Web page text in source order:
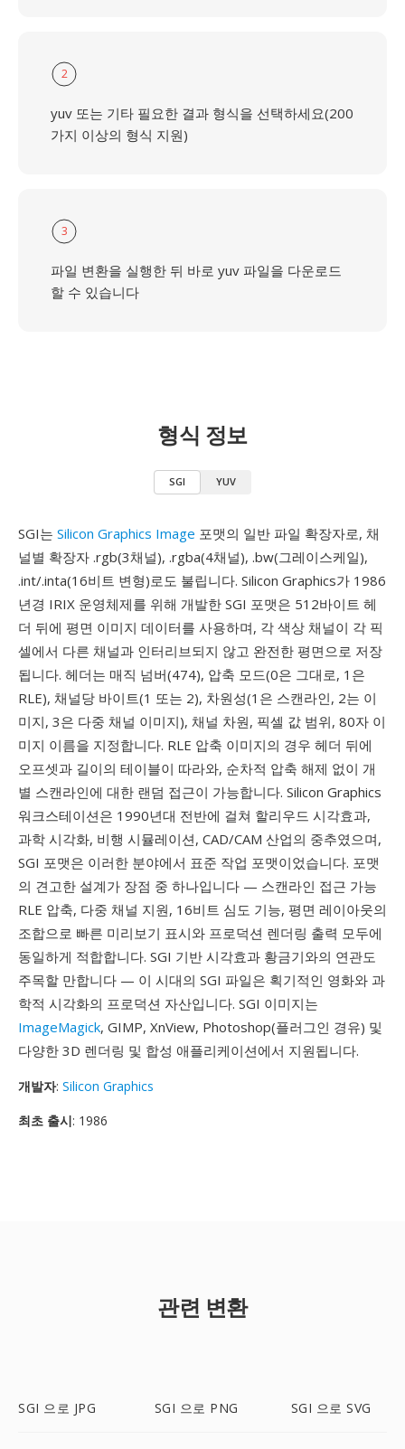
2
yuv 또는 기타 필요한 결과 형식을 선택하세요(200
가지 이상의 형식 지원)
3
파일 변환을 실행한 뒤 바로 yuv 파일을 다운로드
할 수 있습니다
형식 정보
SGI YUV
SGI는 Silicon Graphics Image 포맷의 일반 파일 확장자로, 채
널별 확장자 .rgb(3채널), .rgba(4채널), .bw(그레이스케일),
.int/.inta(16비트 변형)로도 불립니다. Silicon Graphics가 1986
년경 IRIX 운영체제를 위해 개발한 SGI 포맷은 512바이트 헤
더 뒤에 평면 이미지 데이터를 사용하며, 각 색상 채널이 각 픽
셀에서 다른 채널과 인터리브되지 않고 완전한 평면으로 저장
됩니다. 헤더는 매직 넘버(474), 압축 모드(0은 그대로, 1은
RLE), 채널당 바이트(1 또는 2), 차원성(1은 스캔라인, 2는 이
미지, 3은 다중 채널 이미지), 채널 차원, 픽셀 값 범위, 80자 이
미지 이름을 지정합니다. RLE 압축 이미지의 경우 헤더 뒤에
오프셋과 길이의 테이블이 따라와, 순차적 압축 해제 없이 개
별 스캔라인에 대한 랜덤 접근이 가능합니다. Silicon Graphics
워크스테이션은 1990년대 전반에 걸쳐 할리우드 시각효과,
과학 시각화, 비행 시뮬레이션, CAD/CAM 산업의 중추였으며,
SGI 포맷은 이러한 분야에서 표준 작업 포맷이었습니다. 포맷
의 견고한 설계가 장점 중 하나입니다 — 스캔라인 접근 가능
RLE 압축, 다중 채널 지원, 16비트 심도 기능, 평면 레이아웃의
조합으로 빠른 미리보기 표시와 프로덕션 렌더링 출력 모두에
동일하게 적합합니다. SGI 기반 시각효과 황금기와의 연관도
주목할 만합니다 — 이 시대의 SGI 파일은 획기적인 영화와 과
학적 시각화의 프로덕션 자산입니다. SGI 이미지는
ImageMagick, GIMP, XnView, Photoshop(플러그인 경유) 및
다양한 3D 렌더링 및 합성 애플리케이션에서 지원됩니다.
개발자: Silicon Graphics
최초 출시: 1986
관련 변환
SGI 으로 JPG SGI 으로 PNG SGI 으로 SVG